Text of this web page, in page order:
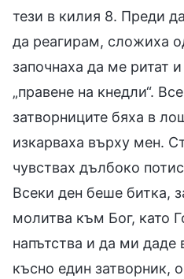
тези в килия 8. Преди
да реагирам, сложиха
започнаха да ме ритат
„правене на кнедли“.
затворниците бяха в
изкарваха върху мен.
чувствах дълбоко
Всеки ден беше битка,
молитва към Бог, като
напътства и да ми
късно един затворник,